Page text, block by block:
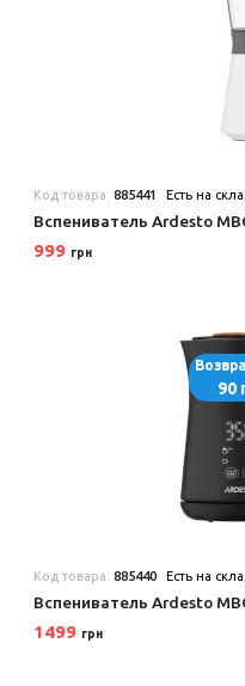
Код товара:885441 Есть на
Вспениватель Ardesto
999 грн
90
Код товара:885440 Есть на
Вспениватель Ardesto
1499 грн